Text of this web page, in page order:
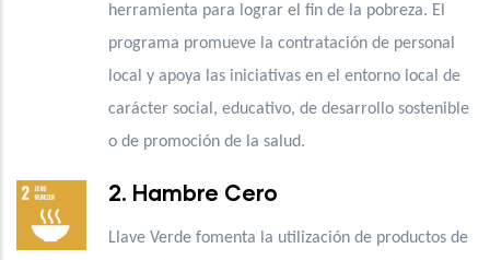
herramienta para lograr el fin de la pobreza. El
programa promueve la contratación de personal
local y apoya las iniciativas en el entorno local de
carácter social, educativo, de desarrollo sostenible
o de promoción de la salud.
2. Hambre Cero
Llave Verde fomenta la utilización de productos de